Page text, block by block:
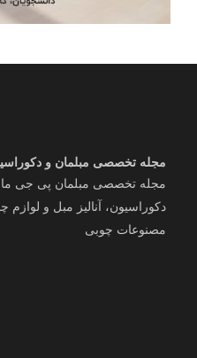
مجله تخصصی مبلمان و
مجله تخصصی مبلمان پی جی ما
دکوراسیون، آنالیز مبل و لوازم
مصنوعات چوبی